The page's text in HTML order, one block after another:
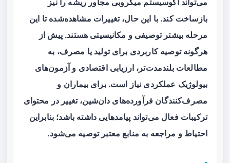
می‌تواند اکوسیستم میکروبی مجاور ریشه را نیز
بازساخت کند. با این حال، تغییرات مشاهده‌شده تا این
مرحله بیشتر توصیفی و مکانیسیتی هستند. پیش از
هرگونه توصیه کاربردی برای تولید یا مصرف، به
مطالعات بلندمدت‌تر، ارزیابی اقتصادی و آزمون‌های
بیولوژیک عملکردی نیاز است. برای بیماران و
مصرف‌کنندگان فرآورده‌های دان‌شین، تغییر در محتوای
ترکیبات فعال می‌تواند پیامدهایی داشته باشد؛ بنابراین
احتیاط و مراجعه به منابع معتبر توصیه می‌شود.